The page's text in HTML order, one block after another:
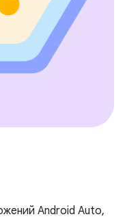
Android Auto,